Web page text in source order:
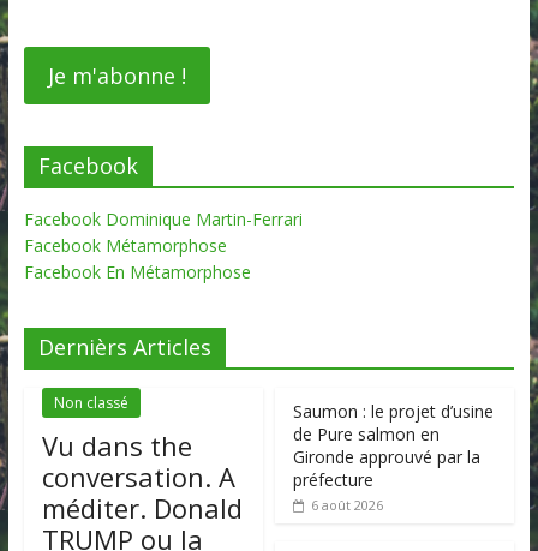
Facebook
Facebook Dominique Martin-Ferrari
Facebook Métamorphose
Facebook En Métamorphose
Dernièrs Articles
Non classé
Vu dans the
conversation. A
méditer. Donald
TRUMP ou la
Saumon : le projet d’usine
de Pure salmon en
Gironde approuvé par la
préfecture
6 août 2026